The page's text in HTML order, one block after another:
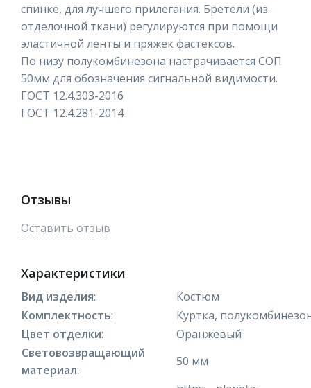
спинке, для лучшего прилегания. Бретели (из
отделочной ткани) регулируются при помощи
эластичной ленты и пряжек фастексов.
По низу полукомбинезона настрачивается СОП
50мм для обозначения сигнальной видимости.
ГОСТ 12.4.303-2016
ГОСТ 12.4.281-2014
Отзывы
Оставить отзыв
Характеристики
Вид изделия:
Костюм
Комплектность:
Куртка,
Цвет отделки:
Оранжевый
Световозвращающий
материал:
50 мм